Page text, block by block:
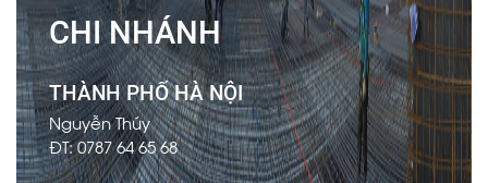
CHI NHÁNH
THÀNH PHỐ HÀ NỘI
Nguyễn Thúy
ĐT: 0787 64 65 68